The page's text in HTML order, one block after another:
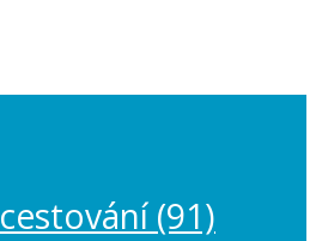
cestování(91)